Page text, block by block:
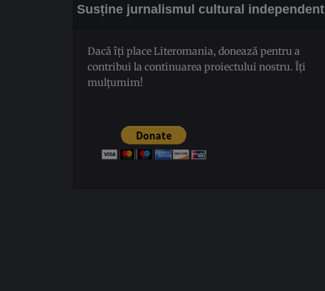
Susține jurnalismul cultural independent
Dacă îți place Literomania, donează pentru a
contribui la continuarea proiectului nostru. Îți
mulțumim!